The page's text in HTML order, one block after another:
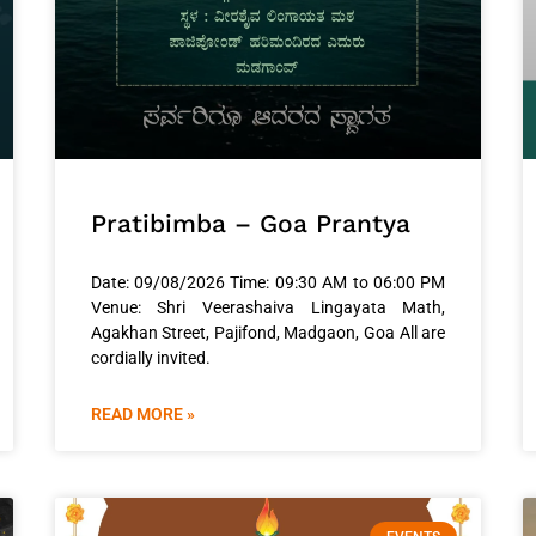
Pratibimba – Goa Prantya
Date: 09/08/2026 Time: 09:30 AM to 06:00 PM
Venue: Shri Veerashaiva Lingayata Math,
Agakhan Street, Pajifond, Madgaon, Goa All are
cordially invited.
READ MORE »